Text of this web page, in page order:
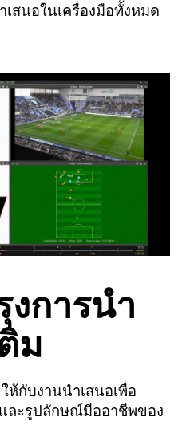
สนอในเครื่องมือทั้งหมด
งการนำ
ม
ห้กับงานนำเสนอเพื่อ
ละรูปลักษณ์มืออาชีพของ